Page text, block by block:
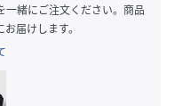
一緒にご注文ください。商品
届けします。